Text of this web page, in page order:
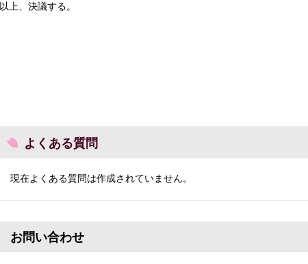
以上、決議する。
よくある質問
現在よくある質問は作成されていません。
お問い合わせ